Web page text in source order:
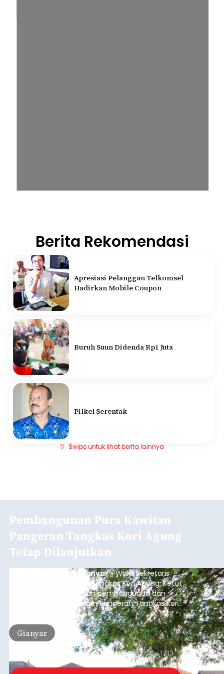
Berita Rekomendasi
Apresiasi Pelanggan Telkomsel
Hadirkan Mobile Coupon
Buruh Suun Didenda Rp1 Juta
Pilkel Serentak
Swipe untuk lihat berita lainnya
Pembangunan Pura Kawitan
Pangeran Tangkas Kori Agung
Tetap Dilanjutkan
balitribune.co.id I Gianyar -Wakil Sekretaris
Pratisentana Pangeran Tangkas Kori Agung, Ketut
Sudarsana, menegaskan pembangunan dan
pemugaran Pura Kawitan Pangeran Tangkas Kori
Agung tetap dilanjutkan.
Gianyar
contributoronSun, 08/09/2026 - 17:13